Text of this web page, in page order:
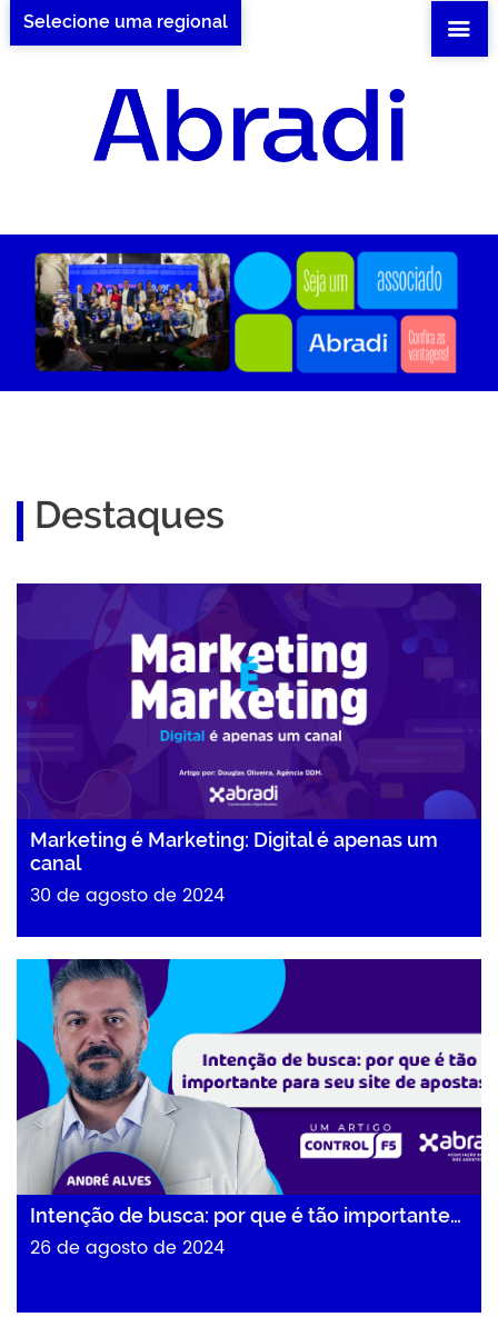
Selecione uma regional
Destaques
Marketing é Marketing: Digital é apenas um canal
Marketing é Marketing: Digital é apenas um
canal
30 de agosto de 2024
Intenção de busca: por que é tão importante…
Intenção de busca: por que é tão importante…
26 de agosto de 2024